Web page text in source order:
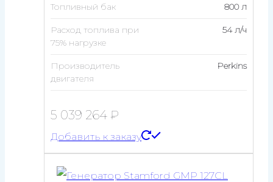
Топливный бак 800 л
Расход топлива при
75% нагрузке
54 л/ч
Производитель
двигателя
Perkins
5 039 264 ₽
Добавить к заказу